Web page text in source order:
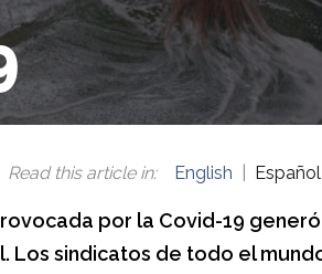
Read this article in: English Español
por la Covid-19 generó
Los sindicatos de todo el